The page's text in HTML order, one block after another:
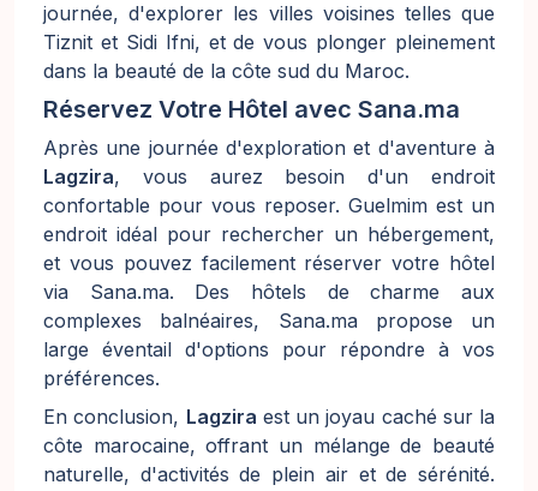
journée, d'explorer les villes voisines telles que
Tiznit et Sidi Ifni, et de vous plonger pleinement
dans la beauté de la côte sud du Maroc.
Réservez Votre Hôtel avec Sana.ma
Après une journée d'exploration et d'aventure à
Lagzira, vous aurez besoin d'un endroit
confortable pour vous reposer. Guelmim est un
endroit idéal pour rechercher un hébergement,
et vous pouvez facilement réserver votre hôtel
via Sana.ma. Des hôtels de charme aux
complexes balnéaires, Sana.ma propose un
large éventail d'options pour répondre à vos
préférences.
En conclusion, Lagzira est un joyau caché sur la
côte marocaine, offrant un mélange de beauté
naturelle, d'activités de plein air et de sérénité.